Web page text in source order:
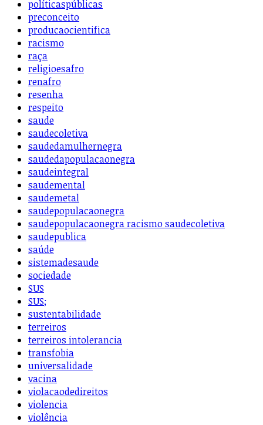
políticaspúblicas
preconceito
producaocientifica
racismo
raça
religioesafro
renafro
resenha
respeito
saude
saudecoletiva
saudedamulhernegra
saudedapopulacaonegra
saudeintegral
saudemental
saudemetal
saudepopulacaonegra
saudepopulacaonegra racismo saudecoletiva
saudepublica
saúde
sistemadesaude
sociedade
SUS
SUS;
sustentabilidade
terreiros
terreiros intolerancia
transfobia
universalidade
vacina
violacaodedireitos
violencia
violência